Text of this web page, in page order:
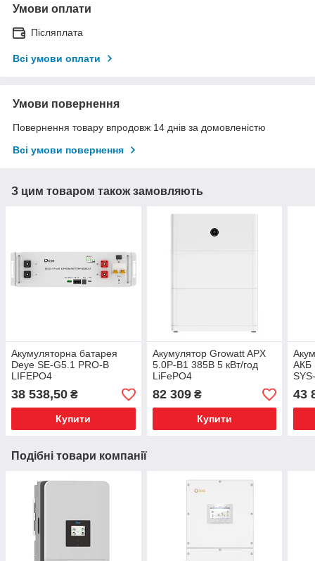
Умови оплати
Післяплата
Всі умови оплати
Умови повернення
Повернення товару впродовж 14 днів за домовленістю
Всі умови повернення
З цим товаром також замовляють
Акумуляторна батарея
Deye SE-G5.1 PRO-B
LIFEPO4
38 538,50 ₴
Купити
Акумулятор Growatt APX
5.0P-B1 385В 5 кВт/год
LiFePO4
82 309₴
Купити
АКБ
43
Подібні товари компанії